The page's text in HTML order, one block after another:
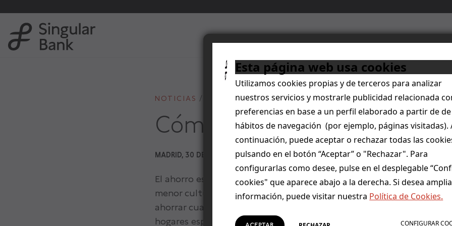
Esta página web usa cookies
Utilizamos cookies propias y de terceros para analizar
nuestros servicios y mostrarle publicidad relacionada
preferencias en base a un perfil elaborado a partir de de
hábitos de navegación (por ejemplo, páginas visitadas).
continuación, puede aceptar o rechazar todas las
pulsando en el botón “Aceptar” o "Rechazar". Para
configurarlas como desee, pulse en el desplegable
cookies" que aparece abajo a la derecha. Si desea
información, puede visitar nuestra Política de Cookies.
CONFIGURAR
NOTICIAS NOTA DE PRENSA
Cómo construir un buen
MADRID, 30 DE OCTUBRE DE 2020
El ahorro es el talón de Aquiles de los españoles. Nuestro país es
menor cultura ahorradora tiene de Europa. Se vive al día y
ahorrar cuando llegan los momentos complicados. De hecho, la tasa
hogares españoles se incrementó en un 31,1% en el segundo